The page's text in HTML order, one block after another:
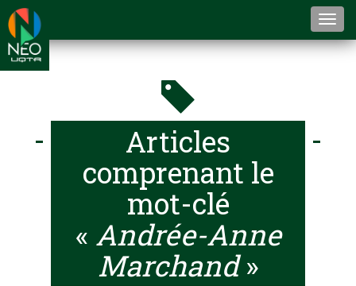
Articles
comprenant le
mot-clé
« Andrée-Anne
Marchand»